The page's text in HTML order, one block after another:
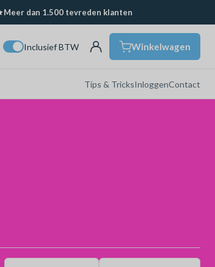
Meer dan 1.500 tevreden klanten
Inclusief BTW Winkelwagen
Tips & TricksInloggenContact